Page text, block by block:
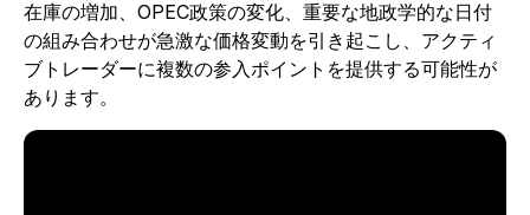
在庫の増加、OPEC政策の変化、重要な地政学的な日付
の組み合わせが急激な価格変動を引き起こし、アクティ
ブトレーダーに複数の参入ポイントを提供する可能性が
あります。